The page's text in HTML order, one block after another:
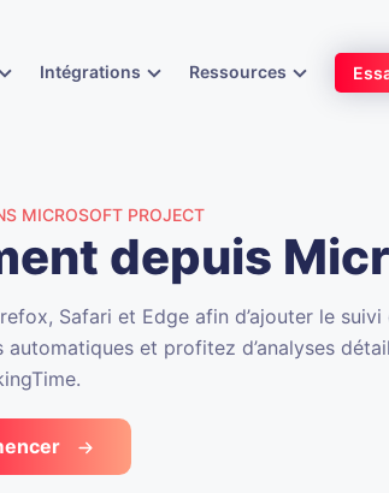
Intégrations Ressources
MICROSOFT PROJECT
depuis
Safari et Edge afin d’ajouter le
et profitez d’analyses